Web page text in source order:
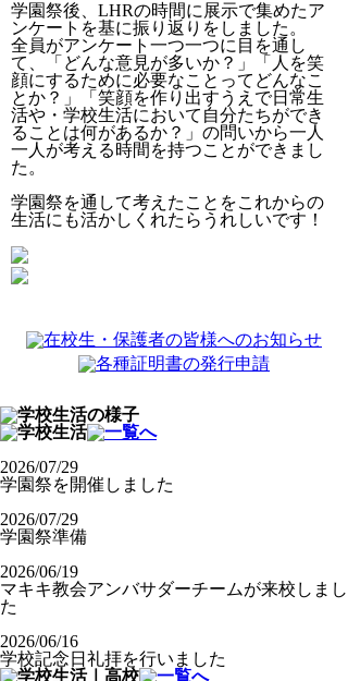
学園祭後、LHRの時間に展示で集めたア
ンケートを基に振り返りをしました。
全員がアンケート一つ一つに目を通し
て、「どんな意見が多いか？」「人を笑
顔にするために必要なことってどんなこ
とか？」「笑顔を作り出すうえで日常生
活や・学校生活において自分たちができ
ることは何があるか？」の問いから一人
一人が考える時間を持つことができまし
た。
学園祭を通して考えたことをこれからの
生活にも活かしくれたらうれしいです！
2026/07/29
学園祭を開催しました
2026/07/29
学園祭準備
2026/06/19
マキキ教会アンバサダーチームが来校しまし
た
2026/06/16
学校記念日礼拝を行いました